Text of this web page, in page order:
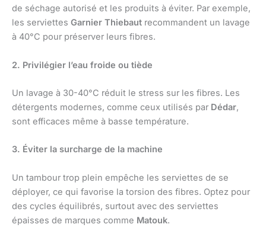
de séchage autorisé et les produits à éviter. Par exemple,
les serviettes Garnier Thiebaut recommandent un lavage
à 40°C pour préserver leurs fibres.
2. Privilégier l’eau froide ou tiède
Un lavage à 30-40°C réduit le stress sur les fibres. Les
détergents modernes, comme ceux utilisés par Dédar,
sont efficaces même à basse température.
3. Éviter la surcharge de la machine
Un tambour trop plein empêche les serviettes de se
déployer, ce qui favorise la torsion des fibres. Optez pour
des cycles équilibrés, surtout avec des serviettes
épaisses de marques comme Matouk.